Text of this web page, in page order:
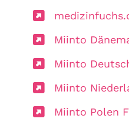
Miinto
Miinto
Miinto
Miinto Polen